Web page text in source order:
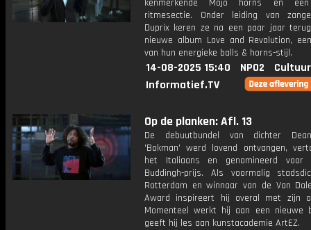
kenmerkende Mojo horns en
ritmesectie. Onder leiding van
Duprix keren ze na een paar jaar
nieuwe album Love and Revolution,
van hun energieke balls & horns-stijl.
14-08-2025 15:40 NPO2
Informatief.TV
Op de planken: Afl. 13
De debuutbundel van dichter
'Bokman' werd lovend ontvangen,
het Italiaans en genomineerd voor
Buddingh-prijs. Als voormalig
Rotterdam en winnaar van de Van Dale
Award inspireert hij overal met zijn
Momenteel werkt hij aan een nieuwe
geeft hij les aan kunstacademie ArtEZ.